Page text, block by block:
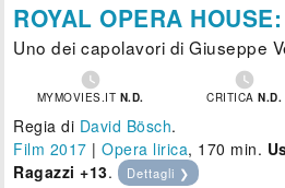
ROYAL OPERA
Uno dei capolavori di Giuseppe

MYMOVIES.IT N.D.

CRITICAN.D.
Regia di David Bösch.
Film 2017 |Opera lirica, 170 min.
Ragazzi +13. Dettagli ❯